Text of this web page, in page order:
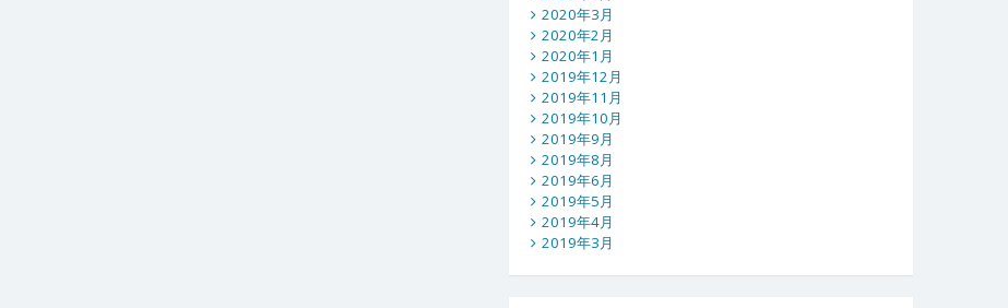
2020年3月
2020年2月
2020年1月
2019年12月
2019年11月
2019年10月
2019年9月
2019年8月
2019年6月
2019年5月
2019年4月
2019年3月